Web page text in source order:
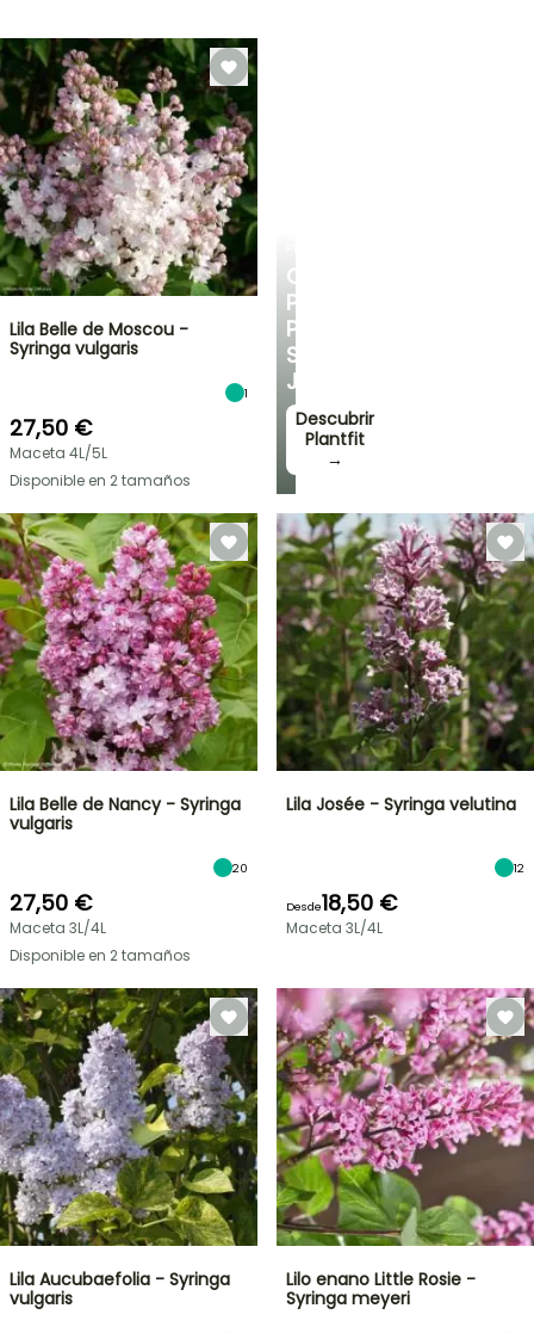
CONSEJOS
PERSONALIZADOS
PARA
SU
JARDÍN
Descubrir
Plantfit
→
Lila Belle de Moscou -
Syringa vulgaris
1
27,50 €
Maceta 4L/5L
Disponible en 2 tamaños
Lila Belle de Nancy - Syringa
vulgaris
20
27,50 €
Maceta 3L/4L
Disponible en 2 tamaños
Lila Josée - Syringa velutina
12
Desde18,50 €
Maceta 3L/4L
Lila Aucubaefolia - Syringa
vulgaris
Lilo enano Little Rosie -
Syringa meyeri